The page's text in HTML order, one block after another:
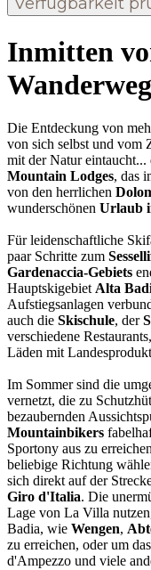
Verfügbarkeit
Inmitten
Die Entdeckung von
von sich selbst und vom
mit der Natur
Mountain Lodges, das
von den herrlichen
wunderschönen Urlaub
Für leidenschaftliche
paar Schritte zum
Gardenaccia-Gebiets
Hauptskigebiet Alta
Aufstiegsanlagen
auch die Skischule, der
verschiedene
Läden mit
Im Sommer sind die
vernetzt, die zu
bezaubernden
Mountainbikers
Sportony aus zu
beliebige Richtung
sich direkt auf der
Giro d'Italia. Die
Lage von La Villa
Badia, wie Wengen,
zu erreichen, oder um
d'Ampezzo und viele